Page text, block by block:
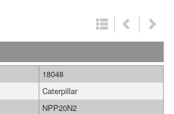
18048
Caterpillar
NPP20N2